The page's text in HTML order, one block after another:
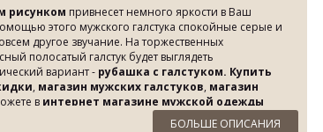
рисунком привнесет немного яркости в Ваш
этого мужского галстука спокойные серые и
другое звучание. На торжественных
полосатый галстук будет выглядеть
вариант - рубашка с галстуком. Купить
, магазин мужских галстуков, магазин
в интернет магазине мужской одежды
в Киеве по Суперцене со Скидкой до 75%!
БОЛЬШЕ ОПИСАНИЯ